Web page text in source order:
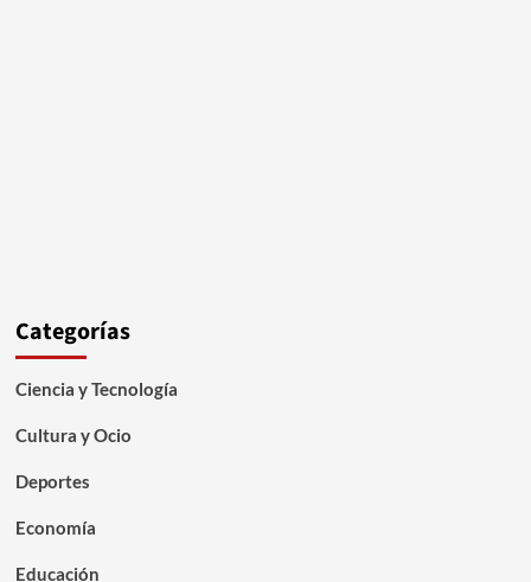
Categorías
Ciencia y Tecnología
Cultura y Ocio
Deportes
Economía
Educación